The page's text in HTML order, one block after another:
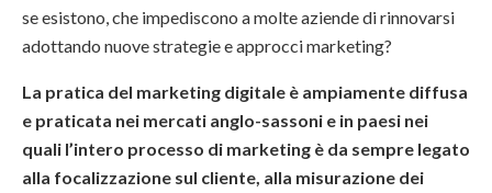
se esistono, che impediscono a molte aziende di rinnovarsi
adottando nuove strategie e approcci marketing?
La pratica del marketing digitale è ampiamente diffusa
e praticata nei mercati anglo-sassoni e in paesi nei
quali l’intero processo di marketing è da sempre legato
alla focalizzazione sul cliente, alla misurazione dei